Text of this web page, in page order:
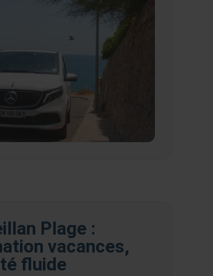
Plage :
vacances,
fluide